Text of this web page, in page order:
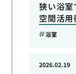
狭い浴
空間活用
浴室
2026.02.19